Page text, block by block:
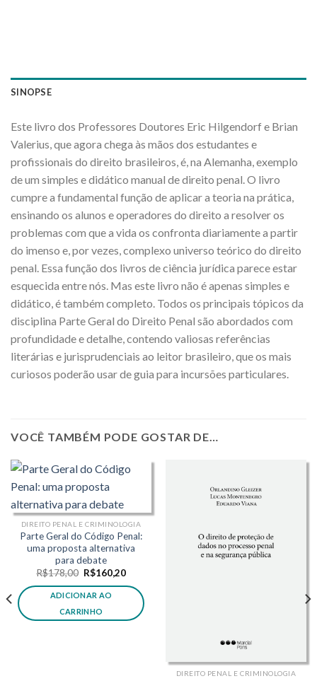
SINOPSE
Este livro dos Professores Doutores Eric Hilgendorf e Brian
Valerius, que agora chega às mãos dos estudantes e
profissionais do direito brasileiros, é, na Alemanha, exemplo
de um simples e didático manual de direito penal. O livro
cumpre a fundamental função de aplicar a teoria na prática,
ensinando os alunos e operadores do direito a resolver os
problemas com que a vida os confronta diariamente a partir
do imenso e, por vezes, complexo universo teórico do direito
penal. Essa função dos livros de ciência jurídica parece estar
esquecida entre nós. Mas este livro não é apenas simples e
didático, é também completo. Todos os principais tópicos da
disciplina Parte Geral do Direito Penal são abordados com
profundidade e detalhe, contendo valiosas referências
literárias e jurisprudenciais ao leitor brasileiro, que os mais
curiosos poderão usar de guia para incursões particulares.
VOCÊ TAMBÉM PODE GOSTAR DE…
DIREITO PENAL E CRIMINOLOGIA
Parte Geral do Código Penal:
uma proposta alternativa
para debate
R$178,00 O
original
era:
R$178,00.
R$160,20O
atual
R$160,20.
ADICIONAR AO
CARRINHO
DIREITO PENAL E CRIMINOLOGIA